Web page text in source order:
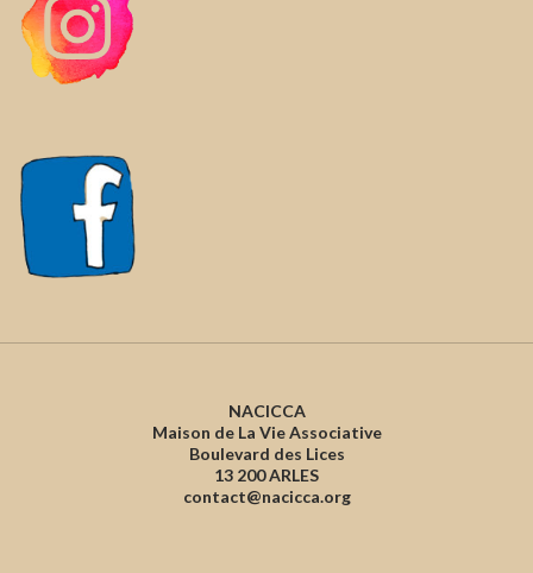
NACICCA
Maison de La Vie Associative
Boulevard des Lices
13 200 ARLES
contact@nacicca.org